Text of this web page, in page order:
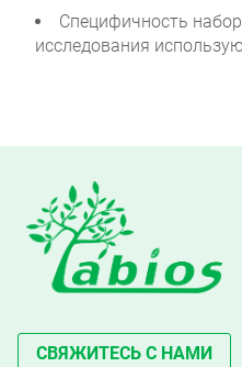
Специфичность
исследования
СВЯЖИТЕСЬ С НАМИ